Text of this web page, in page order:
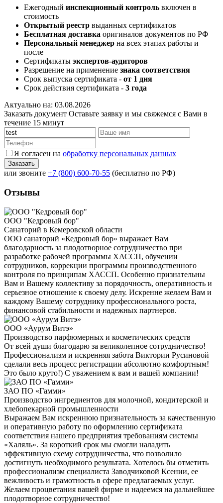
Ежегодный инспекционный контроль включен в
стоимость
Открытый реестр выданных сертификатов
Бесплатная доставка оригиналов документов по РФ
Персональный менеджер на всех этапах работы и
после
Сертификаты экспертов-аудиторов
Разрешение на применение знака соответствия
Срок выпуска сертификата - от 1 дня
Срок действия сертификата - 3 года
Актуально на: 03.08.2026
Заказать документ Оставьте заявку и мы свяжемся с Вами в
течение 15 минут
Я согласен на обработку персональных данных
или звоните +7 (800) 600-70-55 (бесплатно по РФ)
Отзывы
ООО "Кедровый бор"
Санаторий в Кемеровской области
ООО санаторий «Кедровый бор» выражает Вам
благодарность за плодотворное сотрудничество при
разработке рабочей программы ХАССП, обучении
сотрудников, коррекции программы производственного
контроля по принципам ХАССП. Особенно признательны
Вам и Вашему коллективу за порядочность, оперативность и
серьезное отношение к своему делу. Искренне желаем Вам и
каждому Вашему сотруднику профессионального роста,
финансовой стабильности и надежных партнеров.
ООО «Аурум Витэ»
Производство парфюмерных и косметических средств
От всей души благодарю за великолепное сотрудничество!
Профессионализм и искренняя забота Виктории Русиновой
сделали весь процесс регистрации абсолютно комфортным!
Это было круто!) С уважением к вам и вашей компании!
ЗАО ПО «Гамми»
Производство ингредиентов для молочной, кондитерской и
хлебопекарной промышленности
Выражаем Вам искреннюю признательность за качественную
и оперативную работу по оформлению сертификата
соответствия нашего предприятия требованиям системы
«Халяль». За короткий срок мы смогли наладить
эффективную схему сотрудничества, что позволило
достигнуть необходимого результата. Хотелось бы отметить
профессионализм специалиста Заводчиковой Ксении, ее
вежливость и грамотность в сфере предлагаемых услуг.
Желаем процветания вашей фирме и надеемся на дальнейшее
плодотворное сотрудничество!